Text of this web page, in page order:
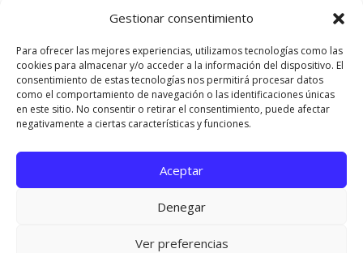
Gestionar consentimiento
Para ofrecer las mejores experiencias, utilizamos tecnologías como las
cookies para almacenar y/o acceder a la información del dispositivo. El
consentimiento de estas tecnologías nos permitirá procesar datos
como el comportamiento de navegación o las identificaciones únicas
en este sitio. No consentir o retirar el consentimiento, puede afectar
negativamente a ciertas características y funciones.
Aceptar
Denegar
Ver preferencias
Página oficial de Asociación Española de Esclerosis
Utilizamos cookies para ofrecerte la mejor experiencia en
Puedes aprender más sobre qué cookies utilizamos o